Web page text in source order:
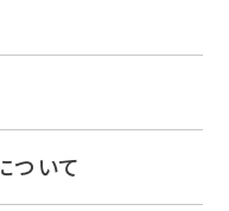
ついて